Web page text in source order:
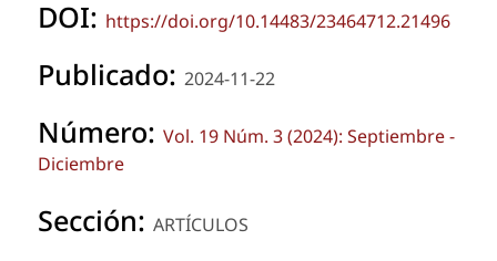
DOI: https://doi.org/10.14483/23464712.21496
Publicado: 2024-11-22
Número: Vol. 19 Núm. 3 (2024): Septiembre -
Diciembre
Sección: ARTÍCULOS